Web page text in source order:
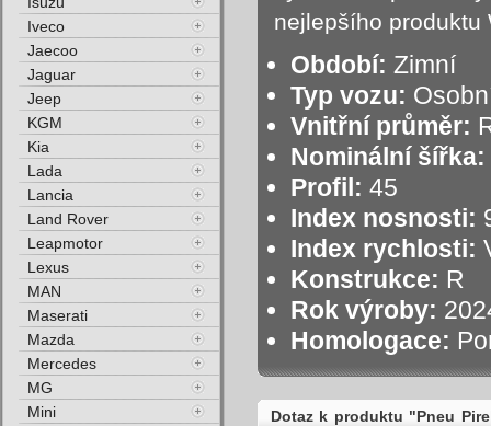
nejlepšího produktu
Období: Zimní
Typ vozu:
Vnitřní průměr:
Nominální šířka:
Profil: 45
Index nosnosti:
Index rychlosti:
Konstrukce: R
Rok výroby:
Homologace:
Dotaz k produktu "Pneu
Iveco
Jaecoo
Jaguar
Jeep
KGM
Kia
Lada
Lancia
Land Rover
Leapmotor
Lexus
MAN
Maserati
Mazda
Mercedes
MG
Mini